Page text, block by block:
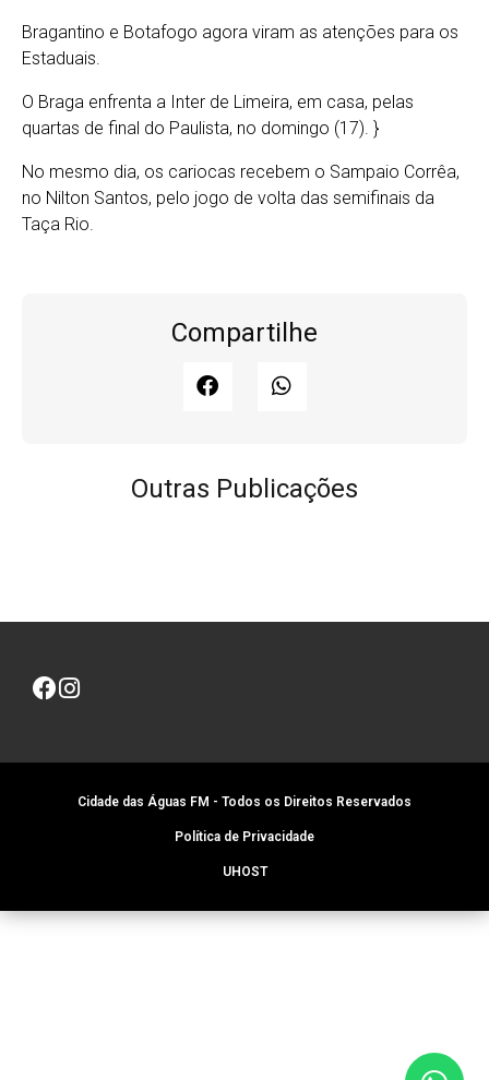
Bragantino e Botafogo agora viram as atenções para os
Estaduais.
O Braga enfrenta a Inter de Limeira, em casa, pelas
quartas de final do Paulista, no domingo (17). }
No mesmo dia, os cariocas recebem o Sampaio Corrêa,
no Nilton Santos, pelo jogo de volta das semifinais da
Taça Rio.
Compartilhe
Outras Publicações
Cidade das Águas FM - Todos os Direitos Reservados
Política de Privacidade
UHOST